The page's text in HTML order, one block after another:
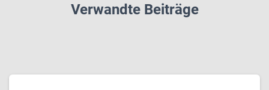
Verwandte Beiträge